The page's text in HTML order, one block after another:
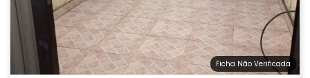
Ficha Não Verificada